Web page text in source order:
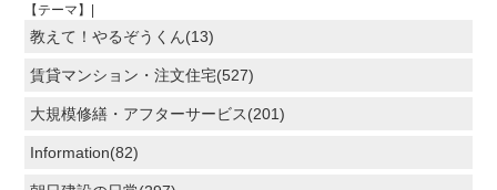
【テーマ】|
教えて！やるぞうくん(13)
賃貸マンション・注文住宅(527)
大規模修繕・アフターサービス(201)
Information(82)